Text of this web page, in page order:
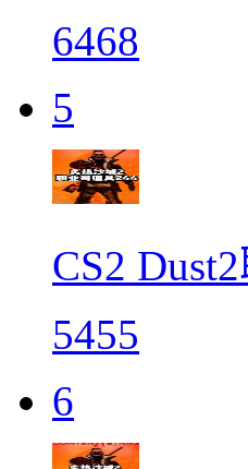
6468
5
CS2
5455
6